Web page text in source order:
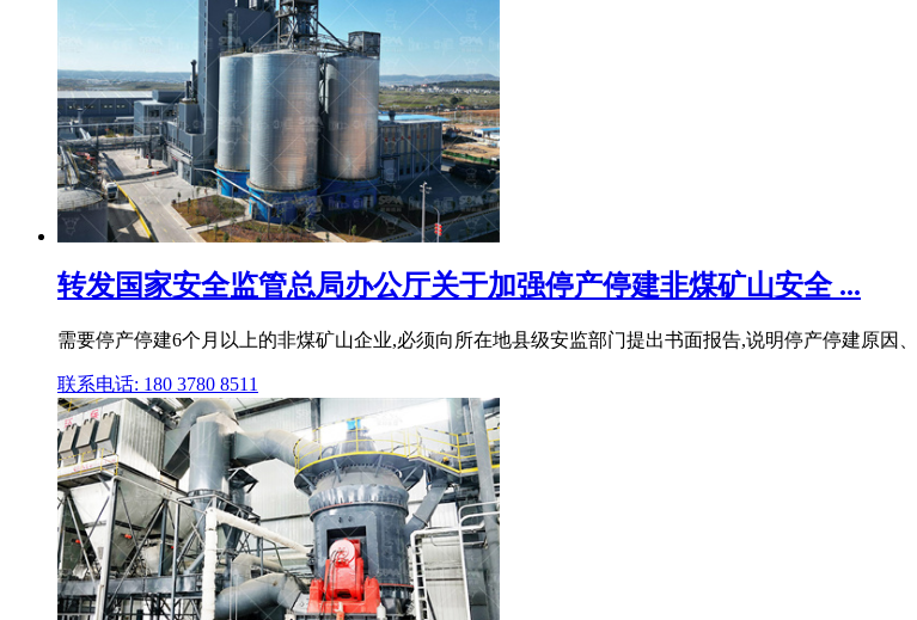
转发国家安全监管总局办公厅关于加强停产停建非煤矿山安全 ...
需要停产停建6个月以上的非煤矿山企业,必须向所在地县级安监部门提出书面报告,说明停产停建原因
联系电话: 180 3780 8511